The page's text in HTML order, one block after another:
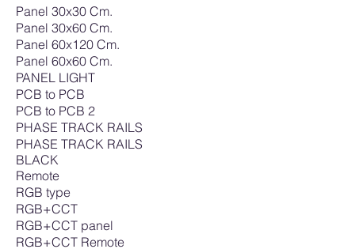
Panel 30x30 Cm.
Panel 30x60 Cm.
Panel 60x120 Cm.
Panel 60x60 Cm.
PANEL LIGHT
PCB to PCB
PCB to PCB 2
PHASE TRACK RAILS
PHASE TRACK RAILS
BLACK
Remote
RGB type
RGB+CCT
RGB+CCT panel
RGB+CCT Remote